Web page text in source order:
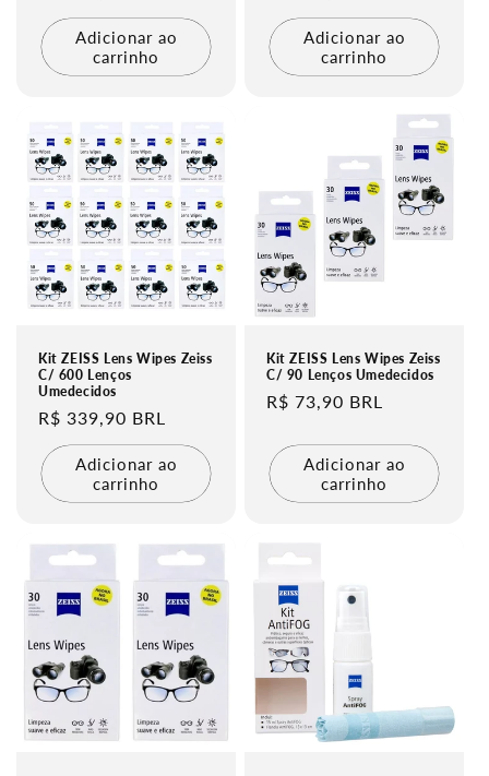
normal
Adicionar ao
carrinho
normal
Adicionar ao
carrinho
Kit ZEISS Lens Wipes Zeiss
C/ 600 Lenços
Umedecidos
Preço
normal
R$ 339,90 BRL
Adicionar ao
carrinho
Kit ZEISS Lens Wipes Zeiss
C/ 90 Lenços Umedecidos
Preço
R$ 73,90 BRL
Adicionar ao
carrinho